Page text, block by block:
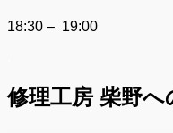
18:30 – 19:00
修理工房 柴野